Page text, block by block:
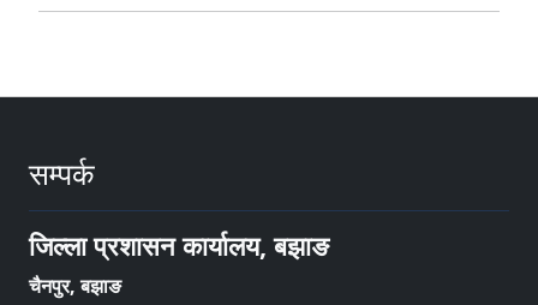
सम्पर्क
जिल्ला प्रशासन कार्यालय, बझाङ
चैनपुर, बझाङ